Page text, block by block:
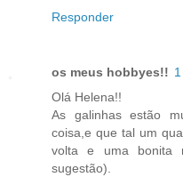
Responder
os meus hobbyes!!
Olá Helena!!
As galinhas estão
coisa,e que tal um
volta e uma bonita
sugestão).